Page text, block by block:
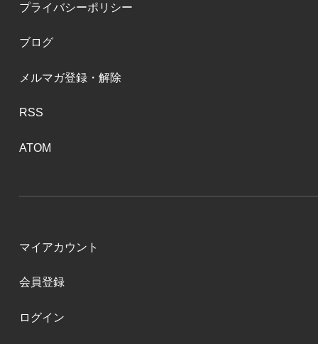
プライバシーポリシー
ブログ
メルマガ登録・解除
RSS
ATOM
マイアカウント
会員登録
ログイン